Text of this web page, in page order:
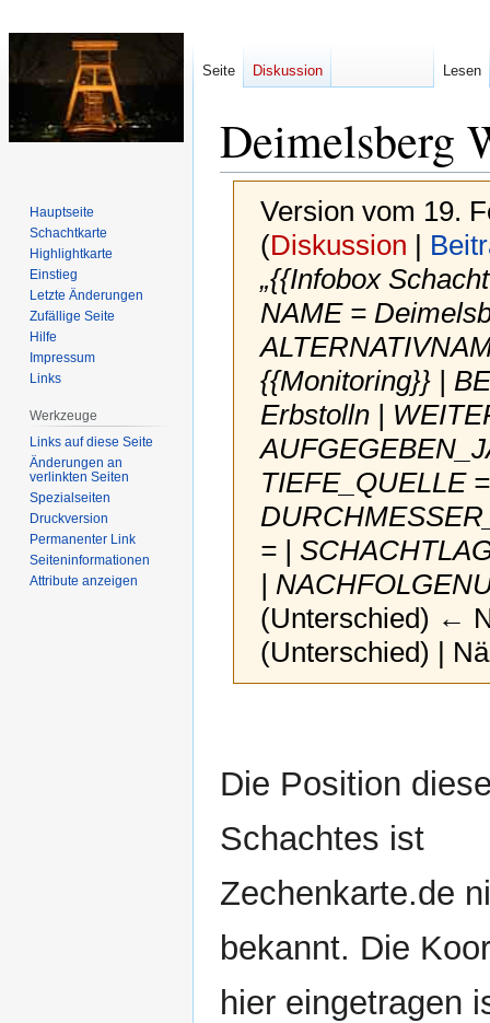
Deimelsberg
Version vom 19.
(Diskussion |
„{{Infobox
NAME =
{{Monitoring}} |
Erbstolln |
TIEFE_QUELLE
= |
|
(Unterschied) ←
(Unterschied) |
Die Position
Schachtes ist
Zechenkarte.de
bekannt. Die
hier eingetragen
Seite Diskussion Lesen
Hauptseite
Schachtkarte
Highlightkarte
Einstieg
Letzte Änderungen
Zufällige Seite
Hilfe
Impressum
Links
Werkzeuge
Links auf diese Seite
Änderungen an
verlinkten Seiten
Spezialseiten
Druckversion
Permanenter Link
Seiten­­informationen
Attribute anzeigen